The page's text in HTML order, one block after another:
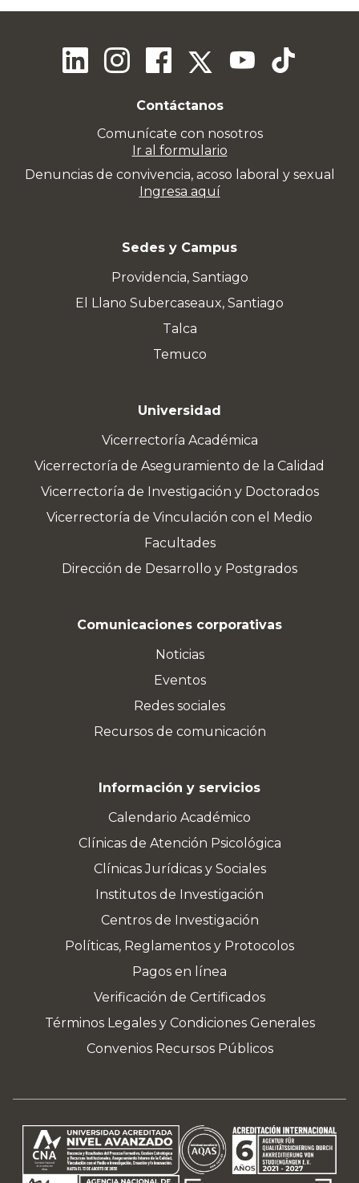
Contáctanos
Comunícate con nosotros
Ir al formulario
Denuncias de convivencia, acoso laboral y sexual
Ingresa aquí
Sedes y Campus
Providencia, Santiago
El Llano Subercaseaux, Santiago
Talca
Temuco
Universidad
Vicerrectoría Académica
Vicerrectoría de Aseguramiento de la Calidad
Vicerrectoría de Investigación y Doctorados
Vicerrectoría de Vinculación con el Medio
Facultades
Dirección de Desarrollo y Postgrados
Comunicaciones corporativas
Noticias
Eventos
Redes sociales
Recursos de comunicación
Información y servicios
Calendario Académico
Clínicas de Atención Psicológica
Clínicas Jurídicas y Sociales
Institutos de Investigación
Centros de Investigación
Políticas, Reglamentos y Protocolos
Pagos en línea
Verificación de Certificados
Términos Legales y Condiciones Generales
Convenios Recursos Públicos